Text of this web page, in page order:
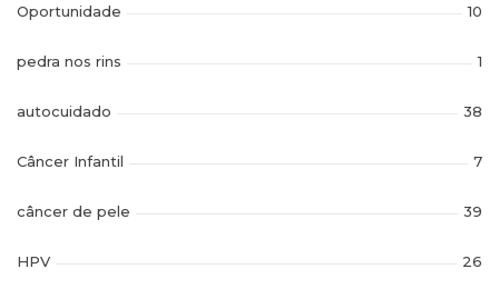
Oportunidade 10
pedra nos rins 1
autocuidado 38
Câncer Infantil 7
câncer de pele 39
HPV 26